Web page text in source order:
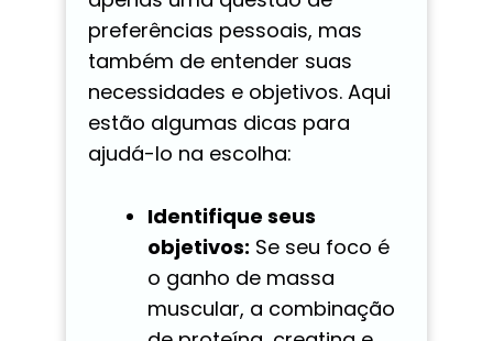
preferências pessoais, mas
também de entender suas
necessidades e objetivos. Aqui
estão algumas dicas para
ajudá-lo na escolha:
Identifique seus
objetivos: Se seu foco é
o ganho de massa
muscular, a combinação